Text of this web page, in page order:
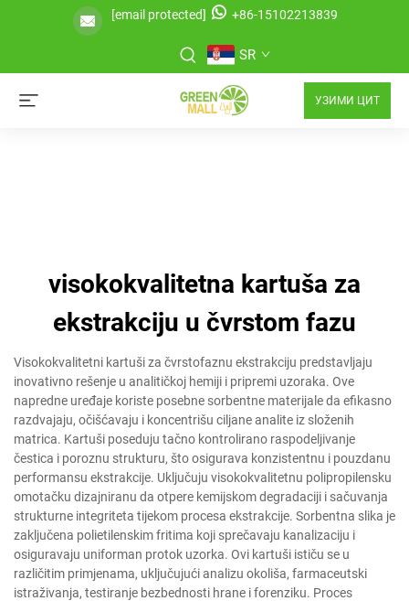
[email protected] +86-15102213839
SR
УЗИМИ ЦИТ
visokokvalitetna kartuša za
ekstrakciju u čvrstom fazu
Visokokvalitetni kartuši za čvrstofaznu ekstrakciju predstavljaju
inovativno rešenje u analitičkoj hemiji i pripremi uzoraka. Ove
napredne uređaje koriste posebne sorbentne materijale da efikasno
razdvajaju, očišćavaju i koncentrišu ciljane analite iz složenih
matrica. Kartuši poseduju tačno kontrolirano raspodeljivanje
čestica i poroznu strukturu, što osigurava konzistentnu i pouzdanu
performansu ekstrakcije. Uključuju visokokvalitetnu polipropilensku
omotačku dizajniranu da otpere kemijskom degradaciji i sačuvanja
strukturne integriteta tijekom procesa ekstrakcije. Sorbentna slika je
zaključena polietilenskim fritima koji sprečavaju kanalizaciju i
osiguravaju uniforman protok uzorka. Ovi kartuši ističu se u
različitim primjenama, uključujući analizu okoliša, farmaceutski
istraživanja, testiranje bezbednosti hrane i forenziku. Proces